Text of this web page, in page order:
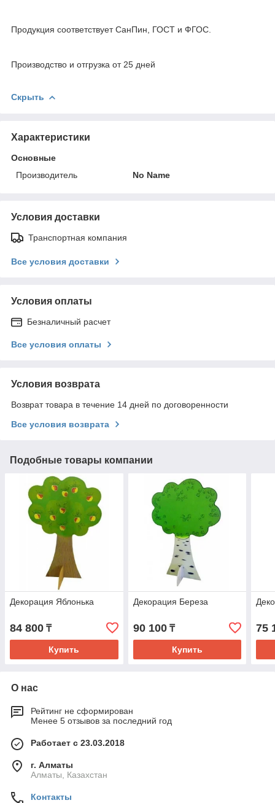
Продукция соответствует СанПин, ГОСТ и ФГОС.
Производство и отгрузка от 25 дней
Скрыть
Характеристики
Основные
Производитель
No Name
Условия доставки
Транспортная компания
Все условия доставки
Условия оплаты
Безналичный расчет
Все условия оплаты
Условия возврата
Возврат товара в течение 14 дней по договоренности
Все условия возврата
Подобные товары компании
Декорация Яблонька
84 800 ₸
Купить
Декорация Береза
90 100₸
Купить
75
О нас
Рейтинг не сформирован
Менее 5 отзывов за последний год
Работает с 23.03.2018
г. Алматы
Алматы, Казахстан
Контакты